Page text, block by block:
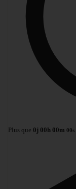
Plus que 0j 00h 00m 00s